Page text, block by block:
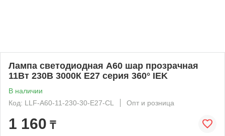
Лампа светодиодная A60 шар прозрачная
11Вт 230В 3000К E27 серия 360° IEK
В наличии
Код: LLF-A60-11-230-30-E27-CL
Опт и розница
1 160 ₸